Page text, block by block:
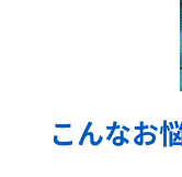
こんなお